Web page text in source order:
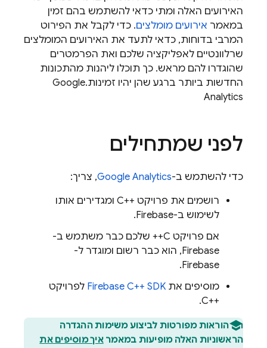
האירועים האלה ומתי כדאי להשתמש בהם זמין
במאמר אירועים מומלצים. כדי לקבל את הפירוט
המרבי בדוחות, כדאי לתעד את האירועים המומלצים
שרלוונטיים לאפליקציה שלכם ואת הפרמטרים
שהוגדרו להם מראש. כך תוכלו ליהנות מהתכונות
החדשות ביותר ברגע שהן יהיו זמינות.Google
Analytics
לפני שמתחילים
כדי להשתמש ב-Google Analytics, צריך:
רושמים את פרויקט C++‎ ומגדירים אותו
לשימוש ב-Firebase.
אם פרויקט C++ שלכם כבר משתמש ב-
Firebase, הוא כבר רשום ומוגדר ל-
Firebase.
מוסיפים את
Firebase C++ SDK
לפרויקט
C++‎.
הוראות מפורטות לביצוע משימות ההגדרה
הראשוניות האלה מופיעות במאמראיך מוסיפים את